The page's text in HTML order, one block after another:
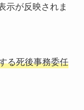
示が反映されま
る死後事務委任